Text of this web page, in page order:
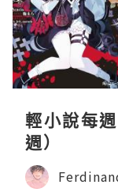
輕小說每
週）